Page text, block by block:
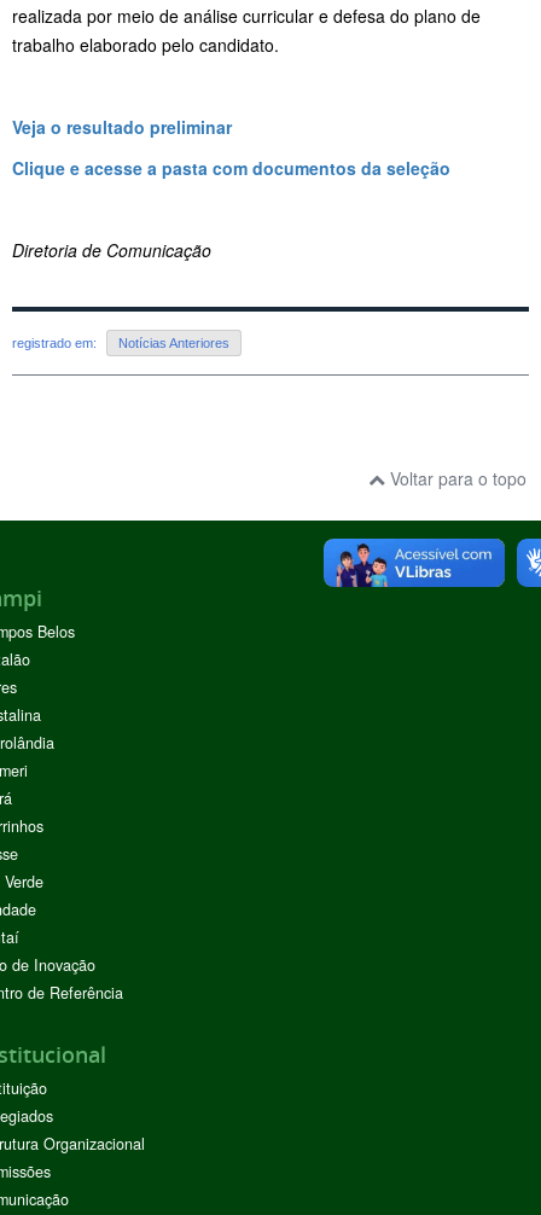
realizada por meio de análise curricular e defesa do plano de
trabalho elaborado pelo candidato.
Veja o resultado preliminar
Clique e acesse a pasta com documentos da seleção
Diretoria de Comunicação
registrado em: Notícias Anteriores
Voltar para o topo
Belos
de Inovação
de Referência
Organizacional